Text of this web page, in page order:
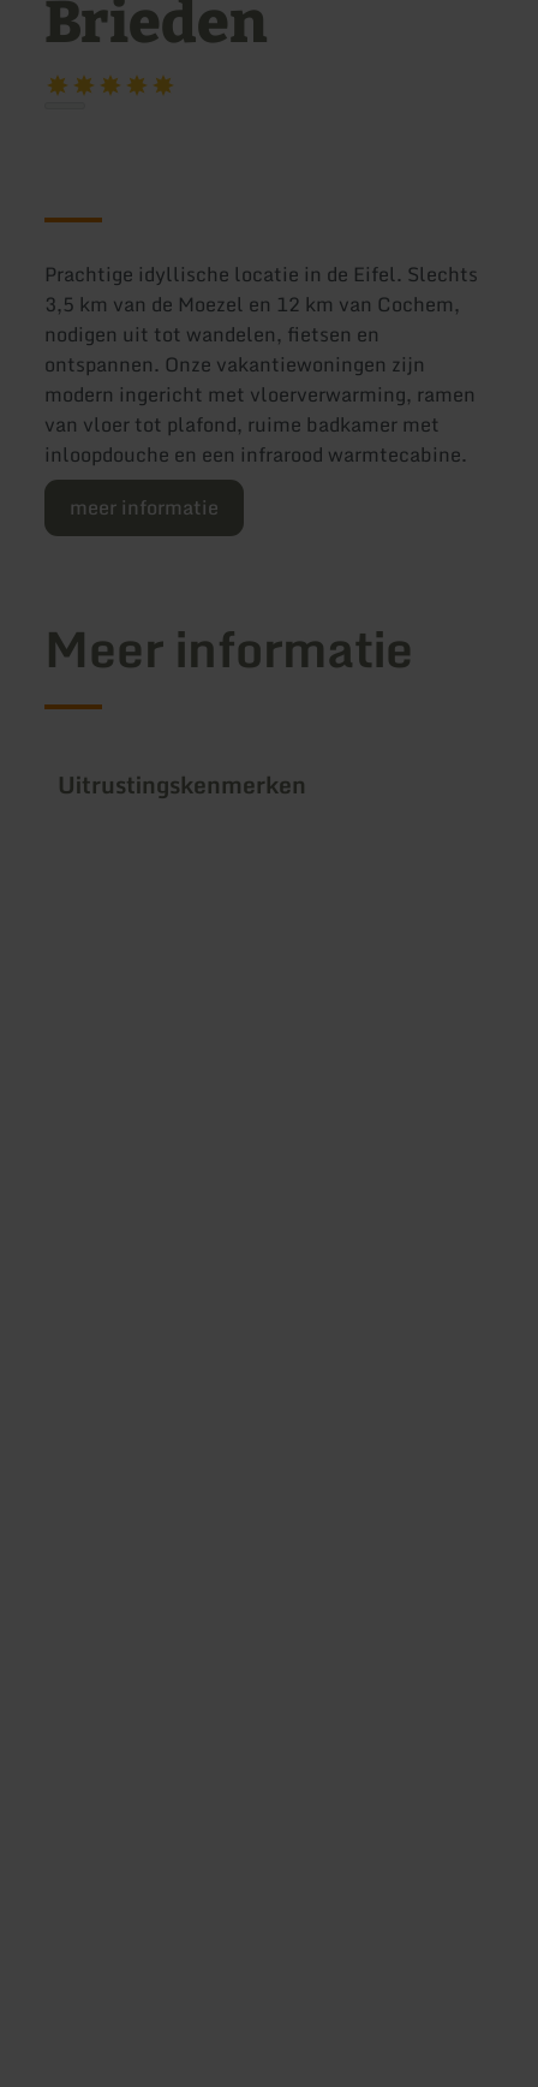
Brieden
Prachtige idyllische locatie in de Eifel. Slechts
3,5 km van de Moezel en 12 km van Cochem,
nodigen uit tot wandelen, fietsen en
ontspannen. Onze vakantiewoningen zijn
modern ingericht met vloerverwarming, ramen
van vloer tot plafond, ruime badkamer met
inloopdouche en een infrarood warmtecabine.
meer informatie
Meer informatie
Uitrustingskenmerken